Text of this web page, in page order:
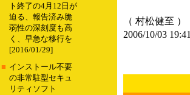
ト終了の4月12日が
迫る、報告済み脆
弱性の深刻度も高
く、早急な移行を
[2016/01/29]
■ インストール不要
の非常駐型セキュ
リティソフト
（ 村松健至 ）
2006/10/03 19:41